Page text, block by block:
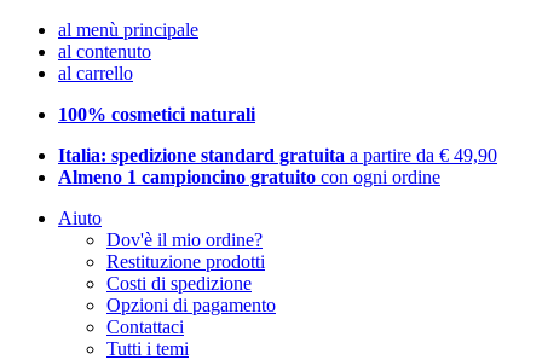
al menù principale
al contenuto
al carrello
100% cosmetici naturali
Italia: spedizione standard gratuita a partire da € 49,90
Almeno 1 campioncino gratuito con ogni ordine
Aiuto
Dov'è il mio ordine?
Restituzione prodotti
Costi di spedizione
Opzioni di pagamento
Contattaci
Tutti i temi